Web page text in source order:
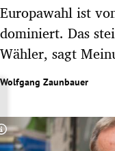
Untermenü
Untermenü
Untermenü
Untermenü
Europawahl ist
dominiert. Das
Wähler, sagt
Wolfgang Zaunbauer
Copyright-Hinweis